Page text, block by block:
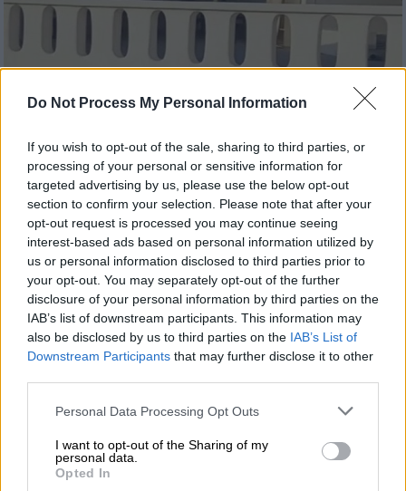
Do Not Process My Personal Information
If you wish to opt-out of the sale, sharing to third parties, or
processing of your personal or sensitive information for
targeted advertising by us, please use the below opt-out
section to confirm your selection. Please note that after your
opt-out request is processed you may continue seeing
interest-based ads based on personal information utilized by
us or personal information disclosed to third parties prior to
your opt-out. You may separately opt-out of the further
disclosure of your personal information by third parties on the
IAB’s list of downstream participants. This information may
also be disclosed by us to third parties on the IAB’s List of
Downstream Participants that may further disclose it to other
Please note that this website/app uses one or more Google
not limited to your visit or usage behaviour. You may click to
grant or deny consent to Google and its third-party tags to
use your data for below specified purposes in below Google
Personal Data Processing Opt Outs
I want to opt-out of the Sharing of my
personal data.
Opted In
Προσθέστε το ΕΘΝΟΣ στη Google
Αδιανόητονέο περιστατικόαισχροκέρδειας
στο νησί τηςΜυκόνου αποκάλυψε το
MykonosLiveTV,καθώς μία αγγελία
ενοικίασης ενός χώρου κελιού εκκλησίας
ξεπερνάει κάθε φαντασία.
Σύμφωνα με την αγγελία, λοιπόν, «χρυσό» θα
πληρώσουν το κελί, έκτασης 35
τετραγωνικώνπου βρίσκεται αρκετή ώρα
έξω από την Χώρα του νησιού οι
το ποσό που ζητούν οι
ιδιοκτήτες του μηνιαίως είναι τα 6.500
ευρώ – όσο ενοικιάζεται το μήνα μία βίλα